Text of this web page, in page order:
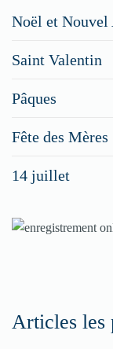
Noël et Nouvel
Saint Valentin
Pâques
Fête des Mères
14 juillet
Articles les